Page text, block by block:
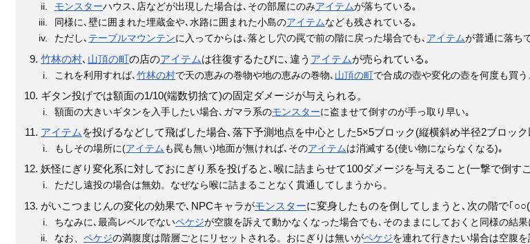
モンスターハウス､店などが出現した場合は､その部屋にのみアイテムが落ちている｡
同様に､壁に囲まれた埋蔵金や､水路に囲まれた小島のアイテムなども残されている｡
ただし､ テーブルマウンテンに入ってからは､落とし穴の罠で前の階に戻った場合でも､ アイテムが普通に落ち
竹林の村､ 山頂の町の店のアイテムは往復するたびに､違う アイテムが売られている｡
これを利用すれば､竹林の村で天の恵みの巻物や地の恵みの巻物､ 山頂の町で合成の壺や変化の壺を何度も買う
ギタン投げでは額面の1/10(端数切捨て)の固定ダメージが与えられる。
額面の大きいギタンを入手したい場合､ガマラ系のモンスターに盗ませて倒すのが手っ取り早い｡
アイテム を投げるなどして飛ばした場合､落下予測地点を中心とした5×5ブロック(縦横斜め半径2ブロック
もしその場所に(アイテム も罠も無い)地面が無ければ､そのアイテムは消滅する(使い物にならなくなる)｡
妖怪にぎり変化系に対しておにぎり系を投げると､喉に詰まらせて100ダメージを与えること(一撃で倒す
ただし遠投の場合は無効。なぜなら喉に詰まることなく貫通してしまうから。
がいこつまじんの変化の効果で､NPCキャラがモンスターに変身したものを倒してしまうと､次の階で｢
ちなみに､最高レベルでないペケジが空腹を訴えて動かなくなった場合でも､そのままにしておくと同様の結果
なお、ペケジの満腹度は階層ごとにリセットされる。おにぎりは無いがペケジを連れて行きたい場合は空腹